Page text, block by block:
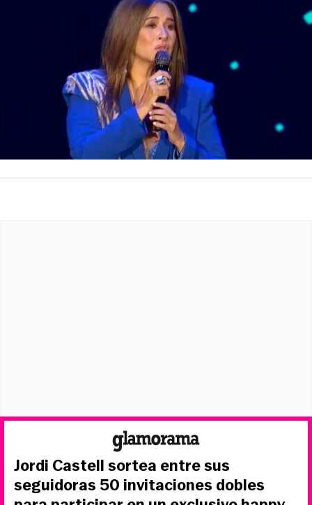
Jordi Castell sortea entre sus
seguidoras 50 invitaciones dobles